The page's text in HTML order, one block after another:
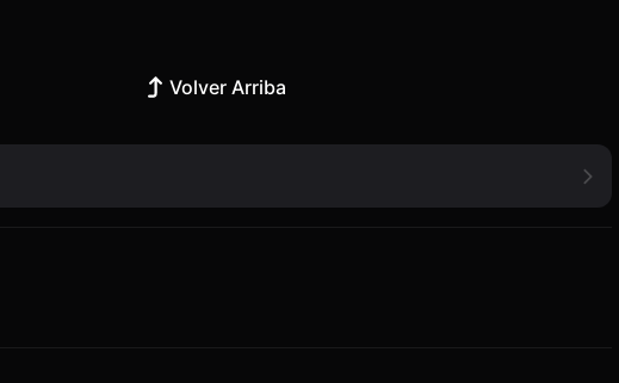
Volver Arriba